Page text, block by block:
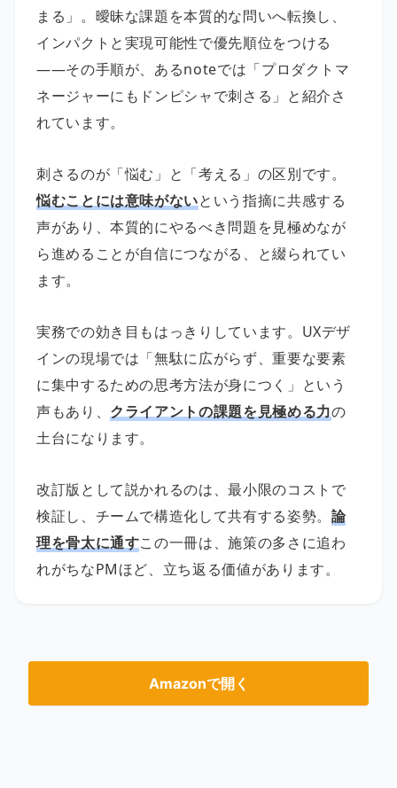
まる」。曖昧な課題を本質的な問いへ転換し、
インパクトと実現可能性で優先順位をつける
——その手順が、あるnoteでは「プロダクトマ
ネージャーにもドンピシャで刺さる」と紹介さ
れています。
刺さるのが「悩む」と「考える」の区別です。
悩むことには意味がないという指摘に共感する
声があり、本質的にやるべき問題を見極めなが
ら進めることが自信につながる、と綴られてい
ます。
実務での効き目もはっきりしています。UXデザ
インの現場では「無駄に広がらず、重要な要素
に集中するための思考方法が身につく」という
声もあり、 クライアントの課題を見極める力の
土台になります。
改訂版として説かれるのは、最小限のコストで
検証し、チームで構造化して共有する姿勢。 論
理を骨太に通すこの一冊は、施策の多さに追わ
れがちなPMほど、立ち返る価値があります。
Amazonで開く